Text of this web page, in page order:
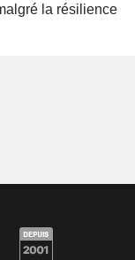
la résilience